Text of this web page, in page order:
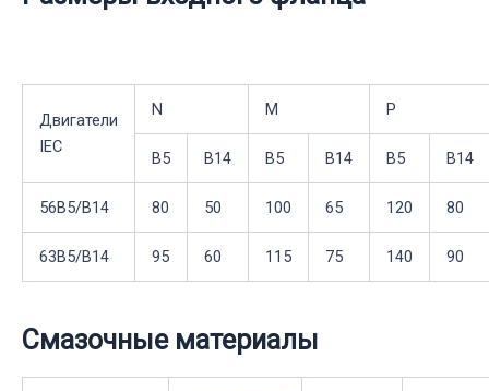
Двигатели
IEC
N M P
B5 B14 B5 B14 B5 B14
56B5/B14 80 50 100 65 120 80
63В5/В14 95 60 115 75 140 90
Смазочные материалы